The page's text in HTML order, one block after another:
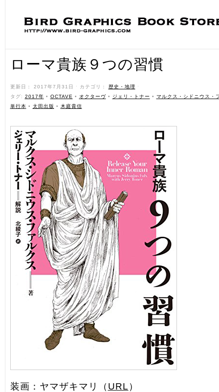
ローマ貴族９つの習慣
更新日： 2017年7月31日 ˑ カテゴリ： 歴史・地理
ˑ
タグ: 2017年 • OCTAVE • オクターヴ• ジェリ・トナー • マルクス・シドニウス・
単行本 • 太田出版 • 木庭貴信
装画：ヤマザキマリ（ URL ）